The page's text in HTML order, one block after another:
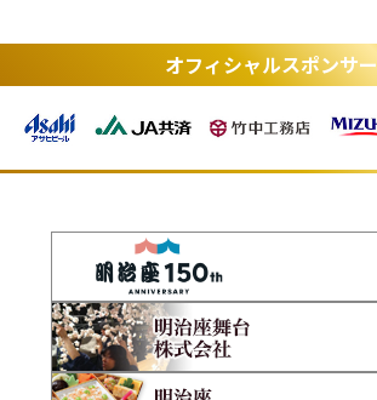
オフィシャルスポンサー